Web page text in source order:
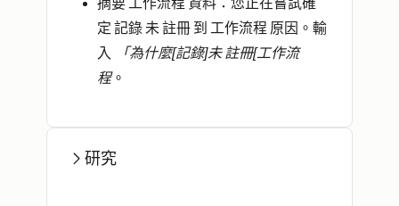
摘要 工作流程 資料 ：您正在嘗試確
定 記錄 未 註冊 到 工作流程 原因。輸
入
「為什麼[記錄]未 註冊[工作流
程。
研究